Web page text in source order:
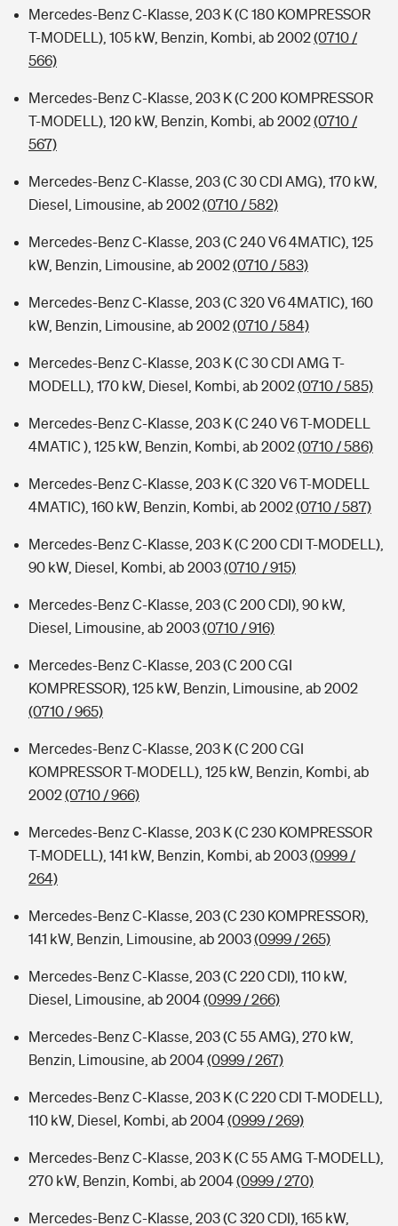
Mercedes-Benz C-Klasse, 203 K (C 180 KOMPRESSOR
T-MODELL), 105 kW, Benzin, Kombi, ab 2002(0710 /
566)
Mercedes-Benz C-Klasse, 203 K (C 200 KOMPRESSOR
T-MODELL), 120 kW, Benzin, Kombi, ab 2002(0710 /
567)
Mercedes-Benz C-Klasse, 203 (C 30 CDI AMG), 170 kW,
Diesel, Limousine, ab 2002(0710 / 582)
Mercedes-Benz C-Klasse, 203 (C 240 V6 4MATIC), 125
kW, Benzin, Limousine, ab 2002(0710 / 583)
Mercedes-Benz C-Klasse, 203 (C 320 V6 4MATIC), 160
kW, Benzin, Limousine, ab 2002(0710 / 584)
Mercedes-Benz C-Klasse, 203 K (C 30 CDI AMG T-
MODELL), 170 kW, Diesel, Kombi, ab 2002(0710 / 585)
Mercedes-Benz C-Klasse, 203 K (C 240 V6 T-MODELL
4MATIC ), 125 kW, Benzin, Kombi, ab 2002(0710 / 586)
Mercedes-Benz C-Klasse, 203 K (C 320 V6 T-MODELL
4MATIC), 160 kW, Benzin, Kombi, ab 2002(0710 / 587)
Mercedes-Benz C-Klasse, 203 K (C 200 CDI T-MODELL),
90 kW, Diesel, Kombi, ab 2003(0710 / 915)
Mercedes-Benz C-Klasse, 203 (C 200 CDI), 90 kW,
Diesel, Limousine, ab 2003(0710 / 916)
Mercedes-Benz C-Klasse, 203 (C 200 CGI
KOMPRESSOR), 125 kW, Benzin, Limousine, ab 2002
(0710 / 965)
Mercedes-Benz C-Klasse, 203 K (C 200 CGI
KOMPRESSOR T-MODELL), 125 kW, Benzin, Kombi, ab
2002(0710 / 966)
Mercedes-Benz C-Klasse, 203 K (C 230 KOMPRESSOR
T-MODELL), 141 kW, Benzin, Kombi, ab 2003(0999 /
264)
Mercedes-Benz C-Klasse, 203 (C 230 KOMPRESSOR),
141 kW, Benzin, Limousine, ab 2003(0999 / 265)
Mercedes-Benz C-Klasse, 203 (C 220 CDI), 110 kW,
Diesel, Limousine, ab 2004(0999 / 266)
Mercedes-Benz C-Klasse, 203 (C 55 AMG), 270 kW,
Benzin, Limousine, ab 2004(0999 / 267)
Mercedes-Benz C-Klasse, 203 K (C 220 CDI T-MODELL),
110 kW, Diesel, Kombi, ab 2004(0999 / 269)
Mercedes-Benz C-Klasse, 203 K (C 55 AMG T-MODELL),
270 kW, Benzin, Kombi, ab 2004(0999 / 270)
Mercedes-Benz C-Klasse, 203 (C 320 CDI), 165 kW,